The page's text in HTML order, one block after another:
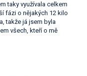
taky využívala celkem
fázi o nějakých 12 kilo
takže já jsem byla
všech, kteří o mě